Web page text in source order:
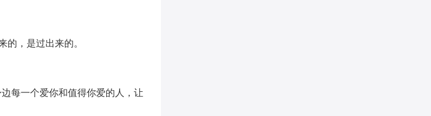
的，是过出来的。
每一个爱你和值得你爱的人，让